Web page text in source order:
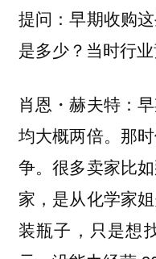
提问：早期收购
是多少？当时行
肖恩・赫夫特：
均大概两倍。那
争。很多卖家比
家，是从化学家
装瓶子，只是想